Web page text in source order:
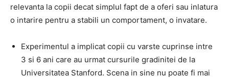
relevanta la copii decat simplul fapt de a oferi sau inlatura
o intarire pentru a stabili un comportament, o invatare.
Experimentul a implicat copii cu varste cuprinse intre
3 si 6 ani care au urmat cursurile gradinitei de la
Universitatea Stanford. Scena in sine nu poate fi mai